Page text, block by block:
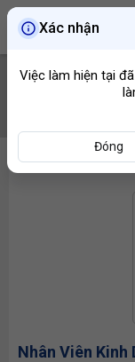
Nhân Viên Kinh
Xác nhận
Việc làm hiện tại
Đóng